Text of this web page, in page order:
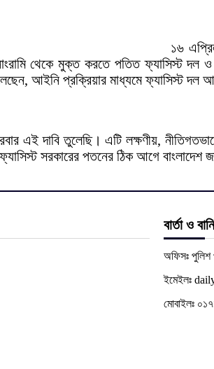
১৬
থেকে মুক্ত করতে পতিত ফ্যাসিস্ট দল ও
আইনি প্রক্রিয়ার মাধ্যমে ফ্যাসিস্ট
এই দাবি তুলেছি। এটি লক্ষণীয়,
সরকারের পতনের ঠিক আগে বাংলাদেশ
বার্তা ও
অফিসঃ পুলিশ
ইমেইলঃ
মোবাইলঃ